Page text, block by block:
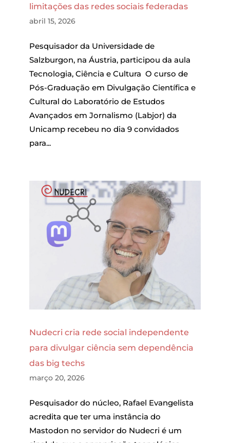
limitações das redes sociais federadas
abril 15, 2026
Pesquisador da Universidade de
Salzburgon, na Áustria, participou da aula
Tecnologia, Ciência e Cultura O curso de
Pós-Graduação em Divulgação Científica e
Cultural do Laboratório de Estudos
Avançados em Jornalismo (Labjor) da
Unicamp recebeu no dia 9 convidados
para...
Nudecri cria rede social independente
para divulgar ciência sem dependência
das big techs
março 20, 2026
Pesquisador do núcleo, Rafael Evangelista
acredita que ter uma instância do
Mastodon no servidor do Nudecri é um